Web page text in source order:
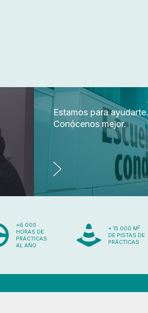
Estamos para ayudarte.
Conócenos mejor.
+6.000
HORAS DE
PRÁCTICAS
AL AÑO
+ 15.000 M2
DE PISTAS DE
PRÁCTICAS